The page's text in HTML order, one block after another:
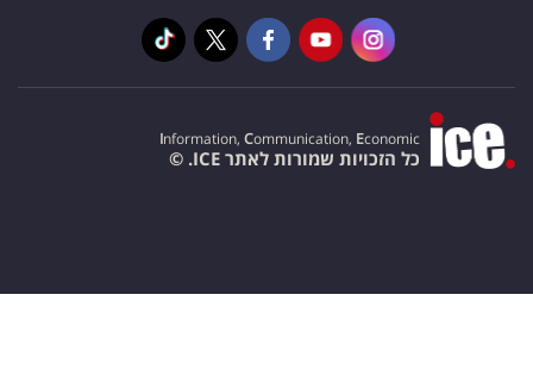
Information, Communication, Economic
כל הזכויות שמורות לאתר ICE. ©